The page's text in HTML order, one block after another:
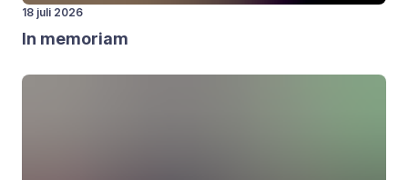
18 juli 2026
In memo­ri­am